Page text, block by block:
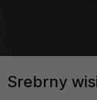
Srebrny